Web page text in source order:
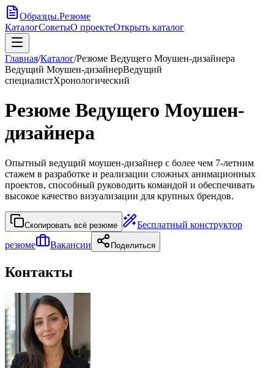
Образцы.Резюме
КаталогСоветыО проектеОткрыть каталог
Главная/Каталог/Резюме Ведущего Моушен-дизайнера
Ведущий Моушен-дизайнерВедущий
специалистХронологический
Резюме Ведущего Моушен-
дизайнера
Опытный ведущий моушен-дизайнер с более чем 7-летним
стажем в разработке и реализации сложных анимационных
проектов, способный руководить командой и обеспечивать
высокое качество визуализации для крупных брендов.
Скопировать всё резюме
Бесплатный конструктор
резюме
Вакансии Поделиться
Контакты